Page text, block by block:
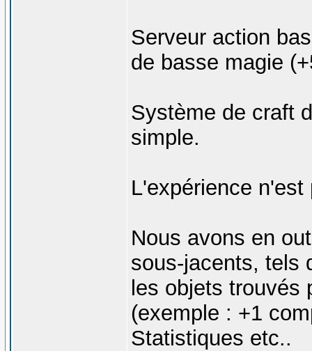
Serveur action
de basse magie
Système de craft
simple.
L'expérience
Nous avons en
sous-jacents, tels
les objets trouvés
(exemple : +1
Statistiques etc..